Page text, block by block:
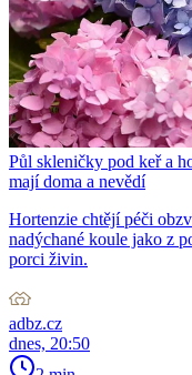
Půl skleničky pod keř a
mají doma a nevědí
Hortenzie chtějí péči
nadýchané koule jako z
porci živin.
adbz.cz
dnes, 20:50